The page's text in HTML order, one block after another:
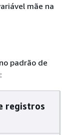
mãe na
padrão de
registros